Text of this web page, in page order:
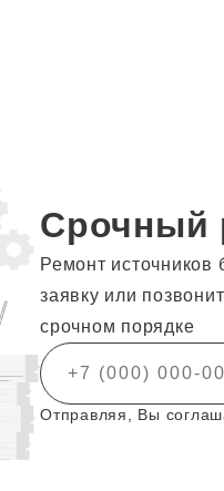
Срочный
Ремонт источников
заявку или
срочном порядке
Отправляя, Вы